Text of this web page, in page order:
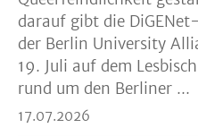
darauf gibt die
der Berlin University
19. Juli auf dem
rund um den Berliner ...
17.07.2026